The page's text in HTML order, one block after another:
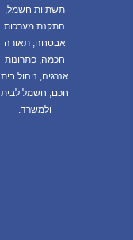
תשתיות חשמל,
התקנת מערכות
אבטחה, תאורה
חכמה, פתרונות
אנרגיה, ניהול בית
חכם, חשמל לבית
ולמשרד.